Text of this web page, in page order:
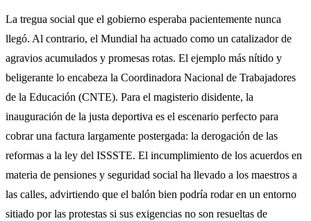
La tregua social que el gobierno esperaba pacientemente nunca
llegó. Al contrario, el Mundial ha actuado como un catalizador de
agravios acumulados y promesas rotas. El ejemplo más nítido y
beligerante lo encabeza la Coordinadora Nacional de Trabajadores
de la Educación (CNTE). Para el magisterio disidente, la
inauguración de la justa deportiva es el escenario perfecto para
cobrar una factura largamente postergada: la derogación de las
reformas a la ley del ISSSTE. El incumplimiento de los acuerdos en
materia de pensiones y seguridad social ha llevado a los maestros a
las calles, advirtiendo que el balón bien podría rodar en un entorno
sitiado por las protestas si sus exigencias no son resueltas de